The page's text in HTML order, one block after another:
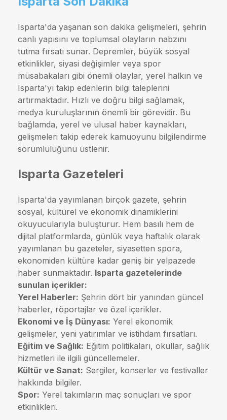
Isparta'da yaşanan son dakika gelişmeleri, şehrin
canlı yapısını ve toplumsal olayların nabzını
tutma fırsatı sunar. Depremler, büyük sosyal
etkinlikler, siyasi değişimler veya spor
müsabakaları gibi önemli olaylar, yerel halkın ve
Isparta'yı takip edenlerin bilgi taleplerini
artırmaktadır. Hızlı ve doğru bilgi sağlamak,
medya kuruluşlarının önemli bir görevidir. Bu
bağlamda, yerel ve ulusal haber kaynakları,
gelişmeleri takip ederek kamuoyunu bilgilendirme
sorumluluğunu üstlenir.
Isparta Gazeteleri
Isparta'da yayımlanan birçok gazete, şehrin
sosyal, kültürel ve ekonomik dinamiklerini
okuyucularıyla buluşturur. Hem basılı hem de
dijital platformlarda, günlük veya haftalık olarak
yayımlanan bu gazeteler, siyasetten spora,
ekonomiden kültüre kadar geniş bir yelpazede
haber sunmaktadır. Isparta gazetelerinde
sunulan içerikler:
Yerel Haberler: Şehrin dört bir yanından güncel
haberler, röportajlar ve özel içerikler.
Ekonomi ve İş Dünyası: Yerel ekonomik
gelişmeler, yeni yatırımlar ve istihdam fırsatları.
Eğitim ve Sağlık: Eğitim politikaları, okullar, sağlık
hizmetleri ile ilgili güncellemeler.
Kültür ve Sanat: Sergiler, konserler ve festivaller
hakkında bilgiler.
Spor: Yerel takımların maç sonuçları ve spor
etkinlikleri.